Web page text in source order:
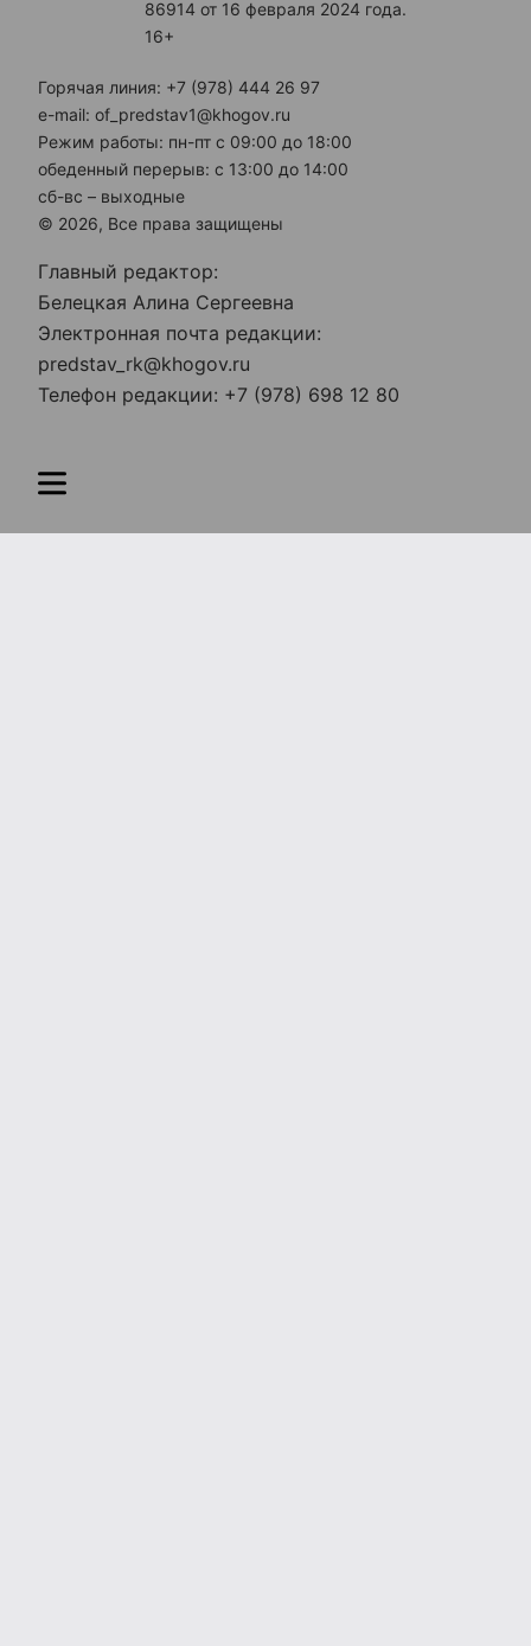
86914 от 16 февраля 2024 года.
16+
Горячая линия: +7 (978) 444 26 97
e-mail: of_predstav1@khogov.ru
Режим работы: пн-пт с 09:00 до 18:00
обеденный перерыв: с 13:00 до 14:00
сб-вс – выходные
© 2026, Все права защищены
Главный редактор:
Белецкая Алина Сергеевна
Электронная почта редакции:
predstav_rk@khogov.ru
Телефон редакции: +7 (978) 698 12 80